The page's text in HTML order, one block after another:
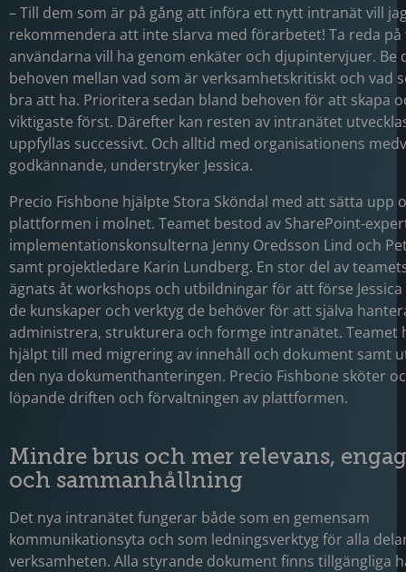
– Till dem som är på gång att införa ett nytt intranät vill
rekommendera att inte slarva med förarbetet! Ta reda på
användarna vill ha genom enkäter och djupintervjuer. Be
behoven mellan vad som är verksamhetskritiskt och vad
bra att ha. Prioritera sedan bland behoven för att skapa
viktigaste först. Därefter kan resten av intranätet
uppfyllas successivt. Och alltid med organisationens
godkännande, understryker Jessica.
Precio Fishbone hjälpte Stora Sköndal med att sätta upp
plattformen i molnet. Teamet bestod av SharePoint-
implementationskonsulterna Jenny Oredsson Lind och
samt projektledare Karin Lundberg. En stor del av
ägnats åt workshops och utbildningar för att förse
de kunskaper och verktyg de behöver för att själva
administrera, strukturera och formge intranätet. Teamet
hjälpt till med migrering av innehåll och dokument samt
den nya dokumenthanteringen. Precio Fishbone sköter
löpande driften och förvaltningen av plattformen.
Mindre brus och mer relevans,
och sammanhållning
Det nya intranätet fungerar både som en gemensam
kommunikationsyta och som ledningsverktyg för alla
verksamheten. Alla styrande dokument finns tillgängliga